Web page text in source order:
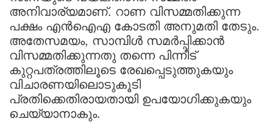
അനിവാര്യമാണ്. റാണ വിസമ്മതിക്കുന്ന
പക്ഷം എന്‍ഐഎ കോടതി അനുമതി തേടും.
അതേസമയം, സാമ്പിള്‍ സമര്‍പ്പിക്കാന്‍
വിസമ്മതിക്കുന്നതു തന്നെ പിന്നീട്
കുറ്റപത്രത്തിലൂടെ രേഖപ്പെടുത്തുകയും
വിചാരണയിലൊടുകൂടി
പ്രതിക്കെതിരായതായി ഉപയോഗിക്കുകയും
ചെയ്യാനാകും.